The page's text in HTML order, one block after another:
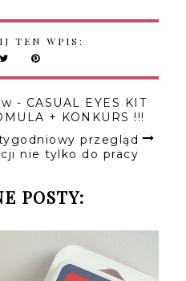
TEN WPIS:
- CASUAL EYES KIT
+ KONKURS !!!
przegląd
nie tylko do pracy
POSTY: